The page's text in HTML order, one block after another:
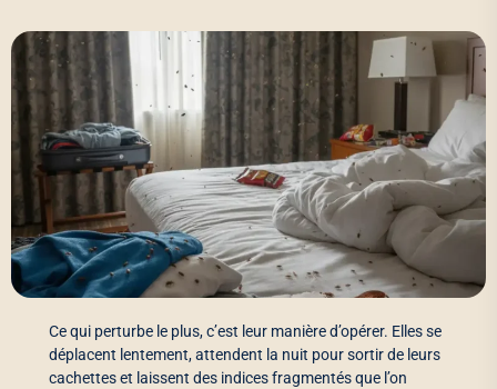
Ce qui perturbe le plus, c’est leur manière d’opérer. Elles se
déplacent lentement, attendent la nuit pour sortir de leurs
cachettes et laissent des indices fragmentés que l’on